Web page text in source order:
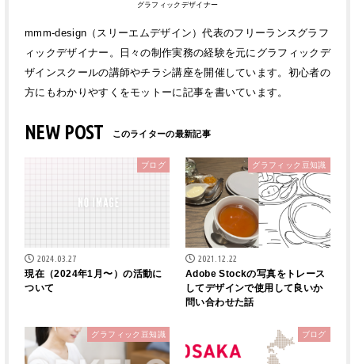
グラフィックデザイナー
mmm-design（スリーエムデザイン）代表のフリーランスグラフ
ィックデザイナー。日々の制作実務の経験を元にグラフィックデ
ザインスクールの講師やチラシ講座を開催しています。初心者の
方にもわかりやすくをモットーに記事を書いています。
NEW POST
ブログ
2024.03.27
現在（2024年1月〜）の活動に
ついて
グラフィック豆知識
2021.12.22
Adobe Stockの写真をトレース
してデザインで使用して良いか
問い合わせた話
グラフィック豆知識 ブログ